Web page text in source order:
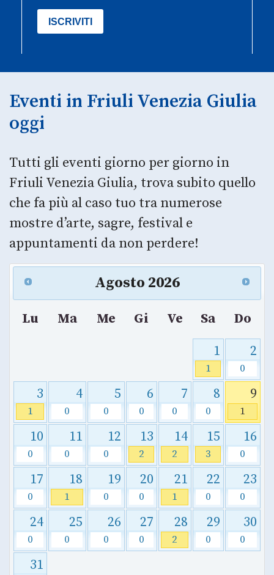
Eventi in Friuli Venezia Giulia
oggi
Tutti gli eventi giorno per giorno in
Friuli Venezia Giulia, trova subito quello
che fa più al caso tuo tra numerose
mostre d’arte, sagre, festival e
appuntamenti da non perdere!
Agosto 2026
Lu Ma Me Gi Ve Sa
Do
1
1
2
0
3
1
4
0
5
0
6
0
7
0
8
0
9
1
10
0
11
0
12
0
13
2
14
2
15
3
16
0
17
0
18
1
19
0
20
0
21
1
22
0
23
0
24
0
25
0
26
0
27
0
28
2
29
0
30
0
31